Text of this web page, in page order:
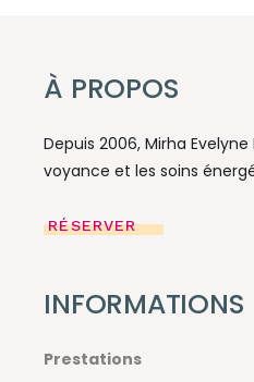
À PROPOS
Depuis 2006, Mirha
voyance et les soins
RÉSERVER
INFORMATIONS
Prestations